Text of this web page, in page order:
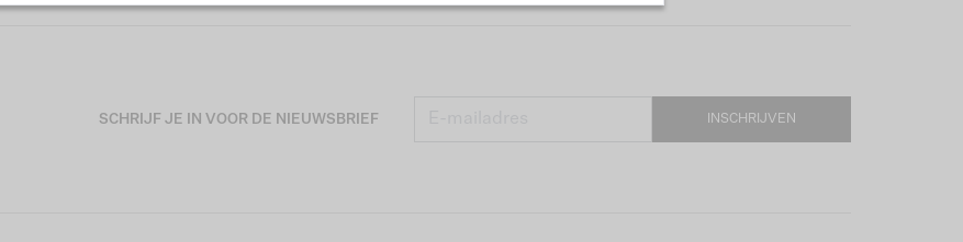
SCHRIJF JE IN VOOR DE NIEUWSBRIEF INSCHRIJVEN